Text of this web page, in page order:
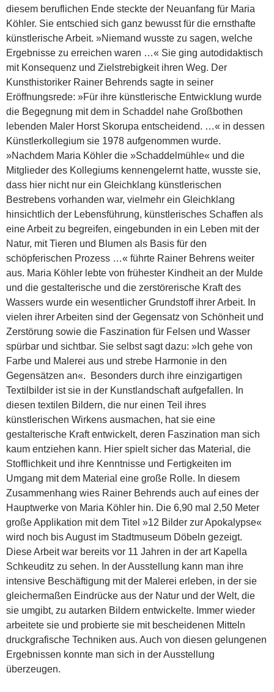
diesem beruflichen Ende steckte der Neuanfang für Maria
Köhler. Sie entschied sich ganz bewusst für die ernsthafte
künstlerische Arbeit. »Niemand wusste zu sagen, welche
Ergebnisse zu erreichen waren …« Sie ging autodidaktisch
mit Konsequenz und Zielstrebigkeit ihren Weg. Der
Kunsthistoriker Rainer Behrends sagte in seiner
Eröffnungsrede: »Für ihre künstlerische Entwicklung wurde
die Begegnung mit dem in Schaddel nahe Großbothen
lebenden Maler Horst Skorupa entscheidend. …« in dessen
Künstlerkollegium sie 1978 aufgenommen wurde.
»Nachdem Maria Köhler die »Schaddelmühle« und die
Mitglieder des Kollegiums kennengelernt hatte, wusste sie,
dass hier nicht nur ein Gleichklang künstlerischen
Bestrebens vorhanden war, vielmehr ein Gleichklang
hinsichtlich der Lebensführung, künstlerisches Schaffen als
eine Arbeit zu begreifen, eingebunden in ein Leben mit der
Natur, mit Tieren und Blumen als Basis für den
schöpferischen Prozess …« führte Rainer Behrens weiter
aus. Maria Köhler lebte von frühester Kindheit an der Mulde
und die gestalterische und die zerstörerische Kraft des
Wassers wurde ein wesentlicher Grundstoff ihrer Arbeit. In
vielen ihrer Arbeiten sind der Gegensatz von Schönheit und
Zerstörung sowie die Faszination für Felsen und Wasser
spürbar und sichtbar. Sie selbst sagt dazu: »Ich gehe von
Farbe und Malerei aus und strebe Harmonie in den
Gegensätzen an«. Besonders durch ihre einzigartigen
Textilbilder ist sie in der Kunstlandschaft aufgefallen. In
diesen textilen Bildern, die nur einen Teil ihres
künstlerischen Wirkens ausmachen, hat sie eine
gestalterische Kraft entwickelt, deren Faszination man sich
kaum entziehen kann. Hier spielt sicher das Material, die
Stofflichkeit und ihre Kenntnisse und Fertigkeiten im
Umgang mit dem Material eine große Rolle. In diesem
Zusammenhang wies Rainer Behrends auch auf eines der
Hauptwerke von Maria Köhler hin. Die 6,90 mal 2,50 Meter
große Applikation mit dem Titel »12 Bilder zur Apokalypse«
wird noch bis August im Stadtmuseum Döbeln gezeigt.
Diese Arbeit war bereits vor 11 Jahren in der art Kapella
Schkeuditz zu sehen. In der Ausstellung kann man ihre
intensive Beschäftigung mit der Malerei erleben, in der sie
gleichermaßen Eindrücke aus der Natur und der Welt, die
sie umgibt, zu autarken Bildern entwickelte. Immer wieder
arbeitete sie und probierte sie mit bescheidenen Mitteln
druckgrafische Techniken aus. Auch von diesen gelungenen
Ergebnissen konnte man sich in der Ausstellung
überzeugen.